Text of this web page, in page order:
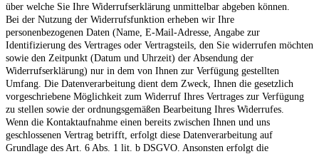
über welche Sie Ihre Widerrufserklärung unmittelbar abgeben können.
Bei der Nutzung der Widerrufsfunktion erheben wir Ihre
personenbezogenen Daten (Name, E-Mail-Adresse, Angabe zur
Identifizierung des Vertrages oder Vertragsteils, den Sie widerrufen möchten
sowie den Zeitpunkt (Datum und Uhrzeit) der Absendung der
Widerrufserklärung) nur in dem von Ihnen zur Verfügung gestellten
Umfang. Die Datenverarbeitung dient dem Zweck, Ihnen die gesetzlich
vorgeschriebene Möglichkeit zum Widerruf Ihres Vertrages zur Verfügung
zu stellen sowie der ordnungsgemäßen Bearbeitung Ihres Widerrufes.
Wenn die Kontaktaufnahme einen bereits zwischen Ihnen und uns
geschlossenen Vertrag betrifft, erfolgt diese Datenverarbeitung auf
Grundlage des Art. 6 Abs. 1 lit. b DSGVO. Ansonsten erfolgt die